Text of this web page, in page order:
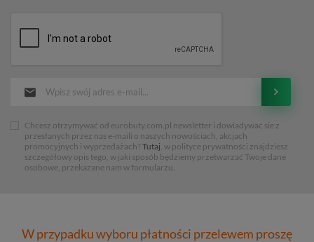
Chcesz otrzymywać od eurobuty.com.pl newsletter i dowiadywać sie z
przesłanych przez nas e-maili o naszych nowościach, akcjach
promocyjnych i wyprzedażach? Tutaj, w polityce prywatności znajdziesz
szczegółowy opis tego, w jaki sposób będziemy przetwarzać Twoje dane
osobowe, przekazane nam w formularzu.
W przypadku wyboru płatności przelewem proszę